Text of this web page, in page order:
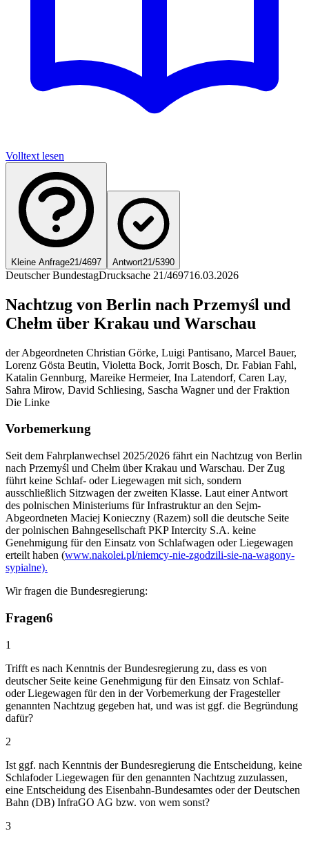
Volltext lesen
Kleine Anfrage21/4697 Antwort21/5390
Deutscher BundestagDrucksache 21/469716.03.2026
Nachtzug von Berlin nach Przemyśl und
Chełm über Krakau und Warschau
der Abgeordneten Christian Görke, Luigi Pantisano, Marcel Bauer,
Lorenz Gösta Beutin, Violetta Bock, Jorrit Bosch, Dr. Fabian Fahl,
Katalin Gennburg, Mareike Hermeier, Ina Latendorf, Caren Lay,
Sahra Mirow, David Schliesing, Sascha Wagner und der Fraktion
Die Linke
Vorbemerkung
Seit dem Fahrplanwechsel 2025/2026 fährt ein Nachtzug von Berlin
nach Przemyśl und Chełm über Krakau und Warschau. Der Zug
führt keine Schlaf- oder Liegewagen mit sich, sondern
ausschließlich Sitzwagen der zweiten Klasse. Laut einer Antwort
des polnischen Ministeriums für Infrastruktur an den Sejm-
Abgeordneten Maciej Konieczny (Razem) soll die deutsche Seite
der polnischen Bahngesellschaft PKP Intercity S.A. keine
Genehmigung für den Einsatz von Schlafwagen oder Liegewagen
erteilt haben (www.nakolei.pl/niemcy-nie-zgodzili-sie-na-wagony-
sypialne).
Wir fragen die Bundesregierung:
Fragen6
1
Trifft es nach Kenntnis der Bundesregierung zu, dass es von
deutscher Seite keine Genehmigung für den Einsatz von Schlaf-
oder Liegewagen für den in der Vorbemerkung der Fragesteller
genannten Nachtzug gegeben hat, und was ist ggf. die Begründung
dafür?
2
Ist ggf. nach Kenntnis der Bundesregierung die Entscheidung, keine
Schlafoder Liegewagen für den genannten Nachtzug zuzulassen,
eine Entscheidung des Eisenbahn-Bundesamtes oder der Deutschen
Bahn (DB) InfraGO AG bzw. von wem sonst?
3